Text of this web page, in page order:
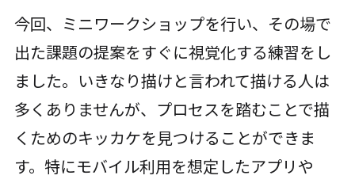
今回、ミニワークショップを行い、その場で
出た課題の提案をすぐに視覚化する練習をし
ました。いきなり描けと言われて描ける人は
多くありませんが、プロセスを踏むことで描
くためのキッカケを見つけることができま
す。特にモバイル利用を想定したアプリや